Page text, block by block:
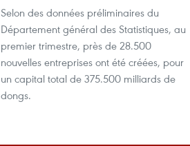
Selon des données préliminaires du
Département général des Statistiques, au
premier trimestre, près de 28.500
nouvelles entreprises ont été créées, pour
un capital total de 375.500 milliards de
dongs.